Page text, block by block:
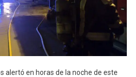
alertó en horas de la noche de este